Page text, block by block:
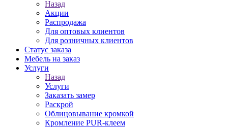
Назад
Акции
Распродажа
Для оптовых клиентов
Для розничных клиентов
Статус заказа
Мебель на заказ
Услуги
Назад
Услуги
Заказать замер
Раскрой
Облицовывание кромкой
Кромление PUR-клеем